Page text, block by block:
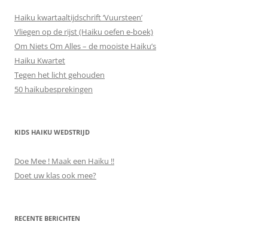
Haiku kwartaaltijdschrift ‘Vuursteen’
Vliegen op de rijst (Haiku oefen e-boek)
Om Niets Om Alles – de mooiste Haiku’s
Haiku Kwartet
Tegen het licht gehouden
50 haikubesprekingen
KIDS HAIKU WEDSTRIJD
Doe Mee ! Maak een Haiku !!
Doet uw klas ook mee?
RECENTE BERICHTEN